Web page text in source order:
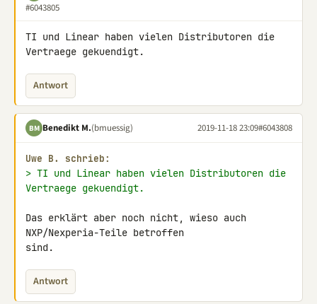
#6043805
TI und Linear haben vielen Distributoren die
Vertraege gekuendigt.
Antwort
BM Benedikt M.(bmuessig) 2019-11-18 23:09#6043808
Uwe B. schrieb:
> TI und Linear haben vielen Distributoren die
Vertraege gekuendigt.
Das erklärt aber noch nicht, wieso auch
NXP/Nexperia-Teile betroffen
sind.
Antwort